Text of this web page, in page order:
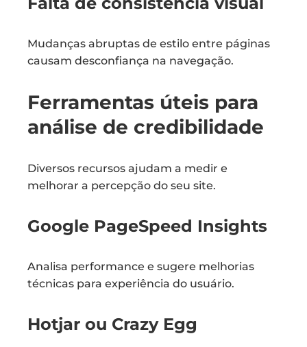
Mudanças abruptas de estilo entre páginas
causam desconfiança na navegação.
Ferramentas úteis para
análise de credibilidade
Diversos recursos ajudam a medir e
melhorar a percepção do seu site.
Google PageSpeed Insights
Analisa performance e sugere melhorias
técnicas para experiência do usuário.
Hotjar ou Crazy Egg